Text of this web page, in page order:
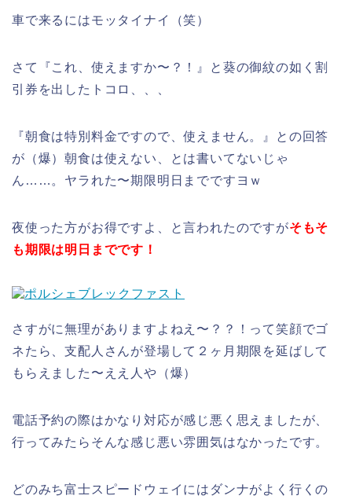
車で来るにはモッタイナイ（笑）
さて『これ、使えますか〜？！』と葵の御紋の如く割
引券を出したトコロ、、、
『朝食は特別料金ですので、使えません。』との回答
が（爆）朝食は使えない、とは書いてないじゃ
ん……。ヤラれた〜期限明日までですヨｗ
夜使った方がお得ですよ、と言われたのですがそもそ
も期限は明日までです！
さすがに無理がありますよねえ〜？？！って笑顔でゴ
ネたら、支配人さんが登場して２ヶ月期限を延ばして
もらえました〜ええ人や（爆）
電話予約の際はかなり対応が感じ悪く思えましたが、
行ってみたらそんな感じ悪い雰囲気はなかったです。
どのみち富士スピードウェイにはダンナがよく行くの